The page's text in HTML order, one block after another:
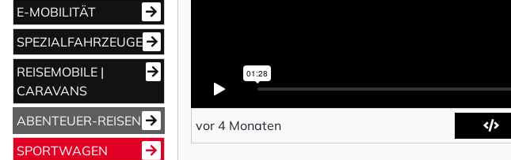
E-MOBILITÄT
SPEZIALFAHRZEUGE
REISEMOBILE |
CARAVANS
ABENTEUER-REISEN
SPORTWAGEN
vor 4 Monaten